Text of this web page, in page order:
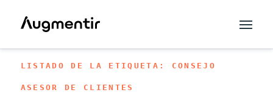
LISTADO DE LA ETIQUETA: CONSEJO
ASESOR DE CLIENTES